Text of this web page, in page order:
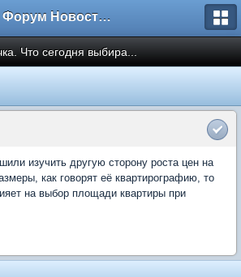
Форум Новостройки
Что сегодня выбира...
изучить другую сторону роста цен на
как говорят её квартирографию, то
на выбор площади квартиры при